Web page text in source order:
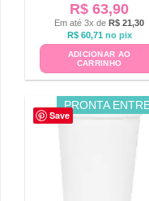
R$ 63,90
Em até 3x de R$ 21,30
R$60,71 no pix
ADICIONAR AO
CARRINHO
Save
PRONTA